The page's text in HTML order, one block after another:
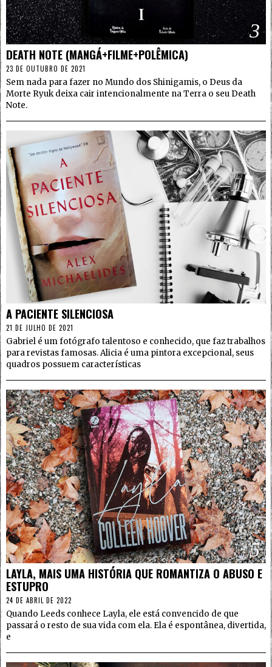
3
DEATH NOTE (MANGÁ+FILME+POLÊMICA)
23 DE OUTUBRO DE 2021
Sem nada para fazer no Mundo dos Shinigamis, o Deus da
Morte Ryuk deixa cair intencionalmente na Terra o seu Death
Note.
4
A PACIENTE SILENCIOSA
21 DE JULHO DE 2021
Gabriel é um fotógrafo talentoso e conhecido, que faz trabalhos
para revistas famosas. Alicia é uma pintora excepcional, seus
quadros possuem características
5
LAYLA, MAIS UMA HISTÓRIA QUE ROMANTIZA O ABUSO E
ESTUPRO
24 DE ABRIL DE 2022
Quando Leeds conhece Layla, ele está convencido de que
passará o resto de sua vida com ela. Ela é espontânea, divertida,
e